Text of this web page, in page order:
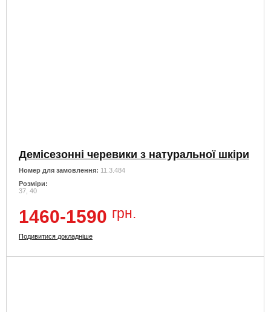
Демісезонні черевики з натуральної шкіри
Номер для замовлення: 11.3.484
Розміри:
37, 40
1460-1590 грн.
Подивитися докладніше